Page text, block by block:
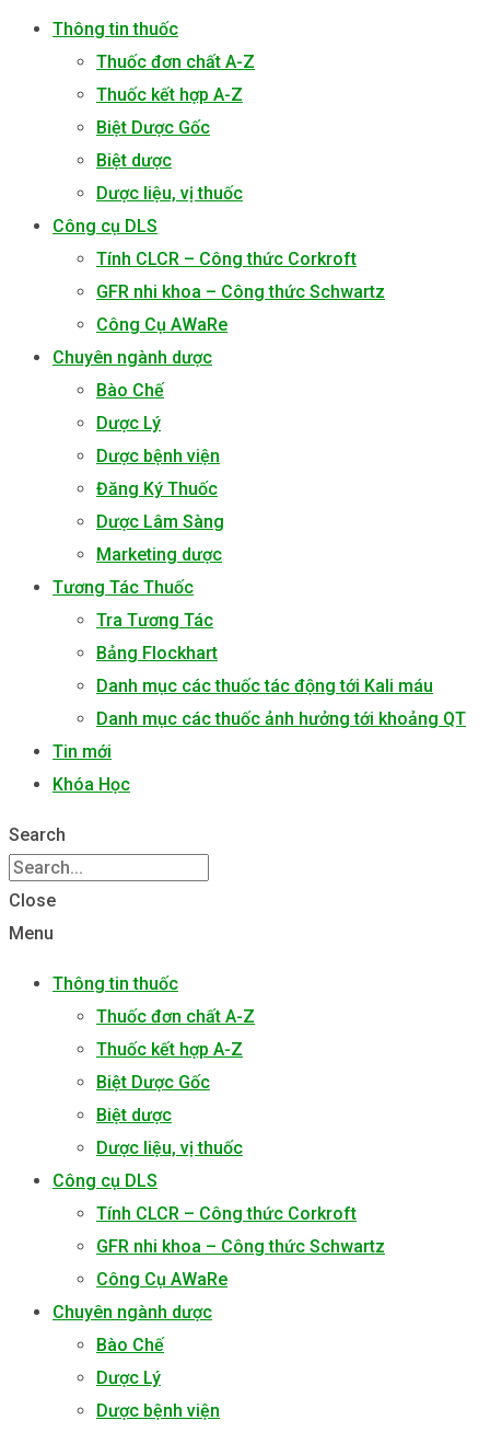
Thông tin thuốc
Thuốc đơn chất A-Z
Thuốc kết hợp A-Z
Biệt Dược Gốc
Biệt dược
Dược liệu, vị thuốc
Công cụ DLS
Tính CLCR – Công thức Corkroft
GFR nhi khoa – Công thức Schwartz
Công Cụ AWaRe
Chuyên ngành dược
Bào Chế
Dược Lý
Dược bệnh viện
Đăng Ký Thuốc
Dược Lâm Sàng
Marketing dược
Tương Tác Thuốc
Tra Tương Tác
Bảng Flockhart
Danh mục các thuốc tác động tới Kali máu
Danh mục các thuốc ảnh hưởng tới khoảng QT
Tin mới
Khóa Học
Search
Close
Menu
Thông tin thuốc
Thuốc đơn chất A-Z
Thuốc kết hợp A-Z
Biệt Dược Gốc
Biệt dược
Dược liệu, vị thuốc
Công cụ DLS
Tính CLCR – Công thức Corkroft
GFR nhi khoa – Công thức Schwartz
Công Cụ AWaRe
Chuyên ngành dược
Bào Chế
Dược Lý
Dược bệnh viện